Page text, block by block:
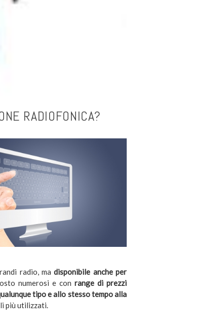
RADIOFONICA?
radio, madisponibile anche per
numerosi e con range di prezzi
tipo e allo stesso tempo alla
più utilizzati.